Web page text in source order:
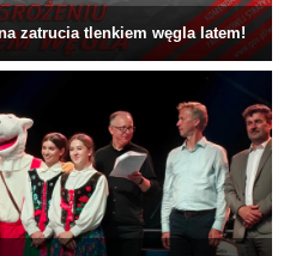
zatrucia tlenkiem węgla latem!